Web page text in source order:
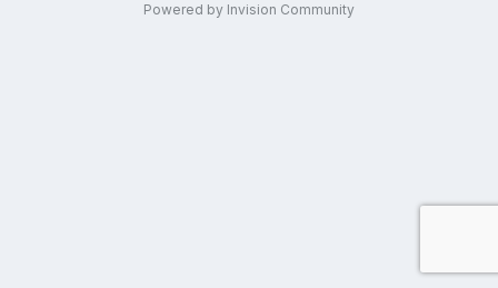
Powered by Invision Community